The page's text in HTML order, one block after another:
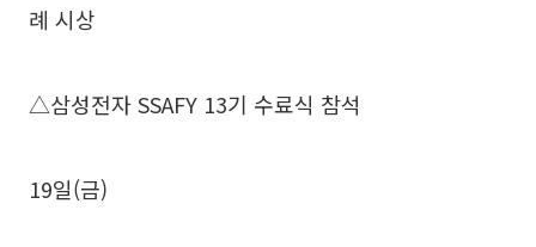
례 시상
△삼성전자 SSAFY 13기 수료식 참석
19일(금)